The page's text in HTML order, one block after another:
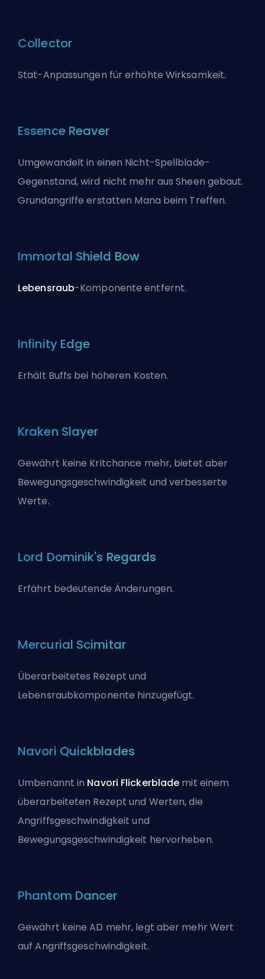
Collector
Stat-Anpassungen für erhöhte Wirksamkeit.
Essence Reaver
Umgewandelt in einen Nicht-Spellblade-
Gegenstand, wird nicht mehr ausSheen gebaut.
Grundangriffe erstatten Mana beim Treffen.
Immortal Shield Bow
Lebensraub-Komponente entfernt.
Infinity Edge
Erhält Buffs bei höheren Kosten.
Kraken Slayer
Gewährt keine Kritchance mehr, bietet aber
Bewegungsgeschwindigkeit und verbesserte
Werte.
Lord Dominik's Regards
Erfährt bedeutende Änderungen.
Mercurial Scimitar
Überarbeitetes Rezept und
Lebensraubkomponente hinzugefügt.
Navori Quickblades
Umbenannt in Navori Flickerblade mit einem
überarbeiteten Rezept und Werten, die
Angriffsgeschwindigkeit und
Bewegungsgeschwindigkeit hervorheben.
Phantom Dancer
Gewährt keine AD mehr, legt aber mehr Wert
aufAngriffsgeschwindigkeit.